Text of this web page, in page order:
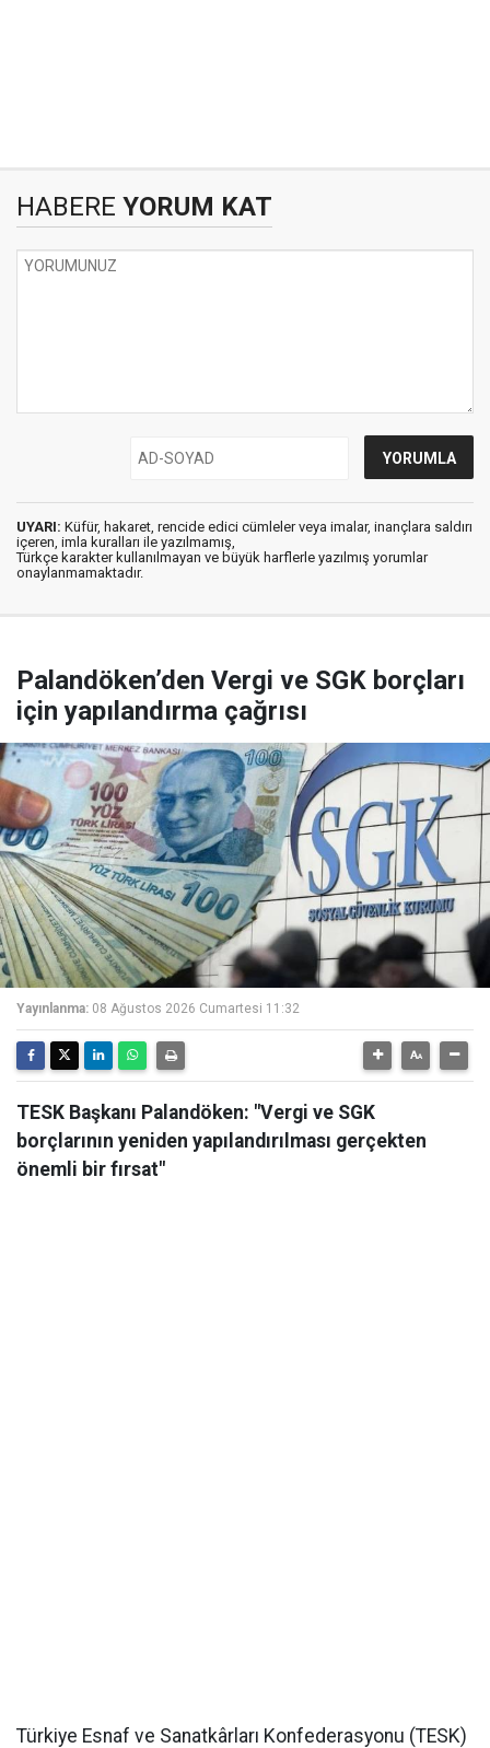
HABERE YORUM KAT
UYARI: Küfür, hakaret, rencide edici cümleler veya imalar, inançlara saldırı
içeren, imla kuralları ile yazılmamış,
Türkçe karakter kullanılmayan ve büyük harflerle yazılmış yorumlar
onaylanmamaktadır.
Palandöken’den Vergi ve SGK borçları
için yapılandırma çağrısı
Yayınlanma: 08 Ağustos 2026 Cumartesi 11:32
TESK Başkanı Palandöken: "Vergi ve SGK
borçlarının yeniden yapılandırılması gerçekten
önemli bir fırsat"
Türkiye Esnaf ve Sanatkârları Konfederasyonu (TESK)